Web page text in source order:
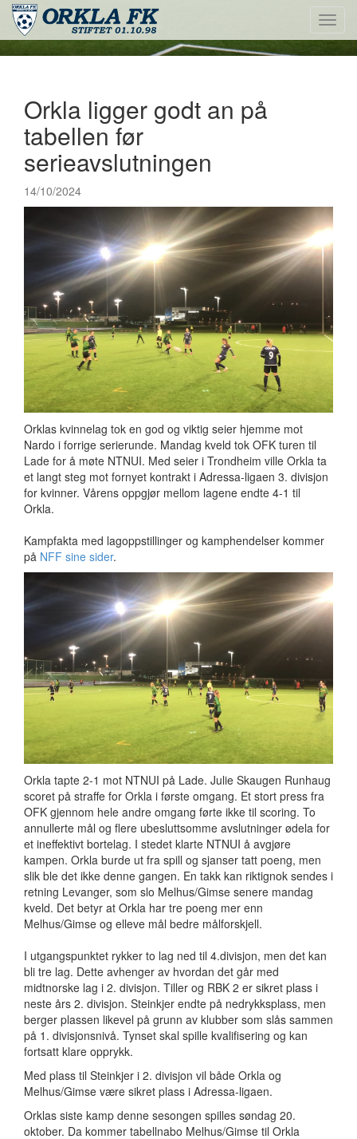
Orkla ligger godt an på
tabellen før
serieavslutningen
14/10/2024
Orklas kvinnelag tok en god og viktig seier hjemme mot
Nardo i forrige serierunde. Mandag kveld tok OFK turen til
Lade for å møte NTNUI. Med seier i Trondheim ville Orkla ta
et langt steg mot fornyet kontrakt i Adressa-ligaen 3. divisjon
for kvinner. Vårens oppgjør mellom lagene endte 4-1 til
Orkla.
Kampfakta med lagoppstillinger og kamphendelser kommer
på NFF sine sider.
Orkla tapte 2-1 mot NTNUI på Lade. Julie Skaugen Runhaug
scoret på straffe for Orkla i første omgang. Et stort press fra
OFK gjennom hele andre omgang førte ikke til scoring. To
annullerte mål og flere ubesluttsomme avslutninger ødela for
et ineffektivt bortelag. I stedet klarte NTNUI å avgjøre
kampen. Orkla burde ut fra spill og sjanser tatt poeng, men
slik ble det ikke denne gangen. En takk kan riktignok sendes i
retning Levanger, som slo Melhus/Gimse senere mandag
kveld. Det betyr at Orkla har tre poeng mer enn
Melhus/Gimse og elleve mål bedre målforskjell.
I utgangspunktet rykker to lag ned til 4.divisjon, men det kan
bli tre lag. Dette avhenger av hvordan det går med
midtnorske lag i 2. divisjon. Tiller og RBK 2 er sikret plass i
neste års 2. divisjon. Steinkjer endte på nedrykksplass, men
berger plassen likevel på grunn av klubber som slås sammen
på 1. divisjonsnivå. Tynset skal spille kvalifisering og kan
fortsatt klare opprykk.
Med plass til Steinkjer i 2. divisjon vil både Orkla og
Melhus/Gimse være sikret plass i Adressa-ligaen.
Orklas siste kamp denne sesongen spilles søndag 20.
oktober. Da kommer tabellnabo Melhus/Gimse til Orkla